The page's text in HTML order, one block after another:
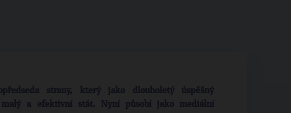
strany, který jako dlouholetý úspěšný
a efektivní stát. Nyní působí jako mediální